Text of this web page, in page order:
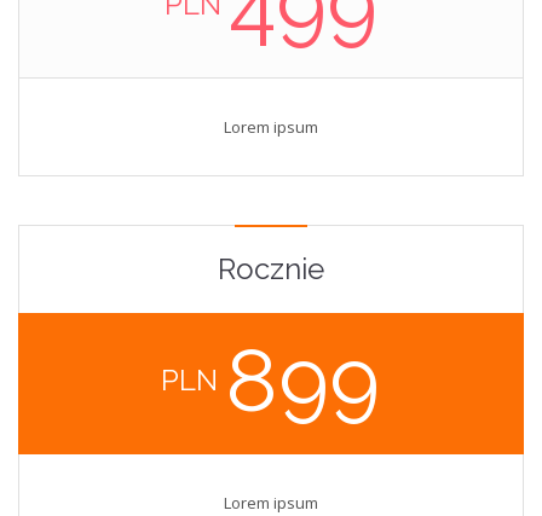
Lorem ipsum
Rocznie
PLN 899
Lorem ipsum